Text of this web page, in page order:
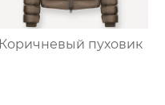
Коричневый пуховик